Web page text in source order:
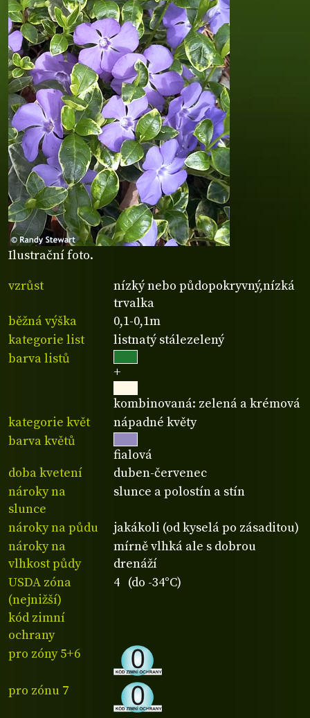
Ilustrační foto.
vzrůst
nízký nebo půdopokryvný,nízká
trvalka
běžná výška
0,1-0,1m
kategorie list
listnatý stálezelený
barva listů
+
kombinovaná: zelená a krémová
kategorie květ
nápadné květy
barva květů
fialová
doba kvetení
duben-červenec
nároky na
slunce
slunce a polostín a stín
nároky na půdu
jakákoli (od kyselá po zásaditou)
nároky na
vlhkost půdy
mírně vlhká ale s dobrou
drenáží
USDA zóna
(nejnižší)
4 (do -34°C)
kód zimní
ochrany
pro zóny 5+6
pro zónu 7